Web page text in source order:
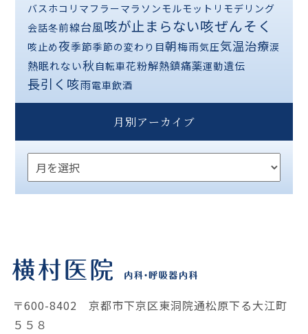
バス ホコリ マフラーマラソンモルモット リモデリング
会話冬前線台風咳が止まらない咳ぜんそく
咳止め夜季節季節の変わり目朝梅雨気圧気温治療涙
熱眠れない秋 自転車花粉解熱鎮痛薬運動遺伝
長引く咳雨電車飲酒
月別アーカイブ
〒600-8402 京都市下京区東洞院通松原下る大江町
５５８